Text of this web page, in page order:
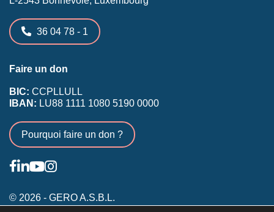
36 04 78 - 1
Faire un don
BIC: CCPLLULL
IBAN: LU88 1111 1080 5190 0000
Pourquoi faire un don ?
© 2026 - GERO A.S.B.L.